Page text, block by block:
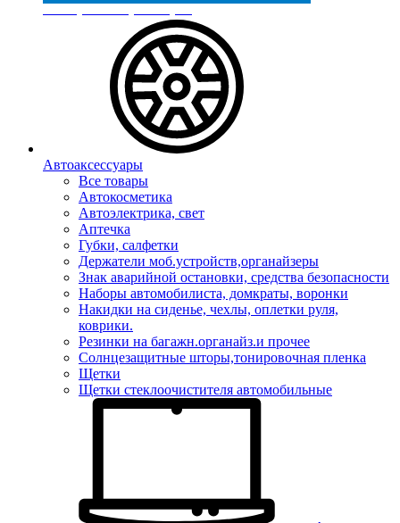
Реестр МинПромТорга
Автоаксессуары
Все товары
Автокосметика
Автоэлектрика, свет
Аптечка
Губки, салфетки
Держатели моб.устройств,органайзеры
Знак аварийной остановки, средства безопасности
Наборы автомобилиста, домкраты, воронки
Накидки на сиденье, чехлы, оплетки руля,
коврики.
Резинки на багажн.органайз.и прочее
Солнцезащитные шторы,тонировочная пленка
Щетки
Щетки стеклоочистителя автомобильные